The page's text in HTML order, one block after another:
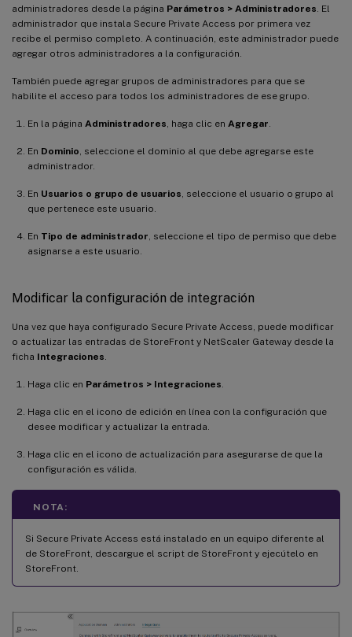
administradores desde la página Parámetros > Administradores . El
administrador que instala Secure Private Access por primera vez
recibe el permiso completo. A continuación, este administrador puede
agregar otros administradores a la configuración.
También puede agregar grupos de administradores para que se
habilite el acceso para todos los administradores de ese grupo.
En la página Administradores , haga clic en Agregar
En Dominio , seleccione el dominio al que debe agregarse este
administrador.
En Usuarios o grupo de usuarios , seleccione el usuario o grupo al
que pertenece este usuario.
En Tipo de administrador , seleccione el tipo de permiso que debe
asignarse a este usuario.
Modificar la configuración de integración
Una vez que haya configurado Secure Private Access, puede modificar
o actualizar las entradas de StoreFront y NetScaler Gateway desde la
ficha Integraciones
Haga clic en Parámetros > Integraciones
Haga clic en el icono de edición en línea con la configuración que
desee modificar y actualizar la entrada.
Haga clic en el icono de actualización para asegurarse de que la
configuración es válida.
NOTA:
Si Secure Private Access está instalado en un equipo diferente al
de StoreFront, descargue el script de StoreFront y ejecútelo en
StoreFront.